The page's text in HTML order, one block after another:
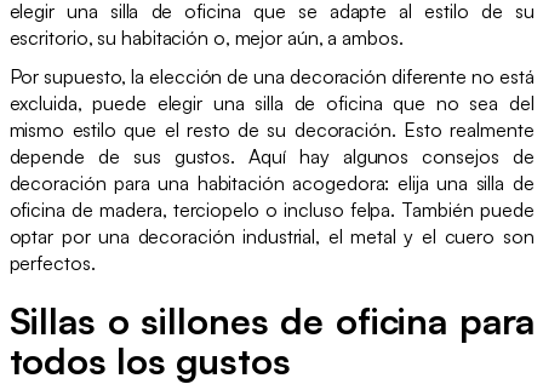
elegir una silla de oficina que se adapte al estilo de su
escritorio, su habitación o, mejor aún, a ambos.
Por supuesto, la elección de una decoración diferente no está
excluida, puede elegir una silla de oficina que no sea del
mismo estilo que el resto de su decoración. Esto realmente
depende de sus gustos. Aquí hay algunos consejos de
decoración para una habitación acogedora: elija una silla de
oficina de madera, terciopelo o incluso felpa. También puede
optar por una decoración industrial, el metal y el cuero son
perfectos.
Sillas o sillones de oficina para
todos los gustos